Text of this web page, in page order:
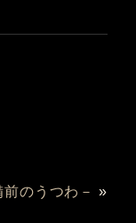
のうつわ－ »